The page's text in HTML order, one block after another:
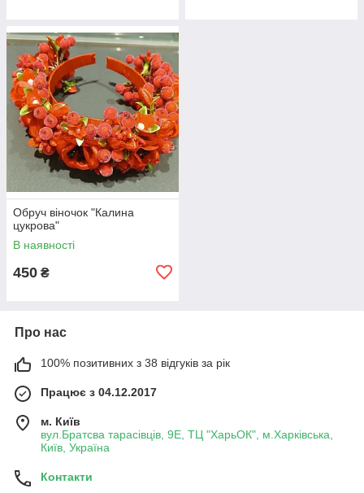
Обруч віночок "Калина
цукрова"
В наявності
450 ₴
Про нас
100% позитивних з 38 відгуків за рік
Працює з 04.12.2017
м. Київ
вул.Братсва тарасівців, 9Е, ТЦ "ХарьОК", м.Харківська,
Київ, Україна
Контакти